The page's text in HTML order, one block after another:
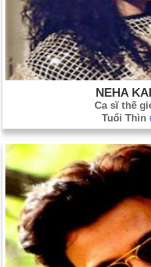
NEHA
Ca sĩ thế
Tuổi Thìn